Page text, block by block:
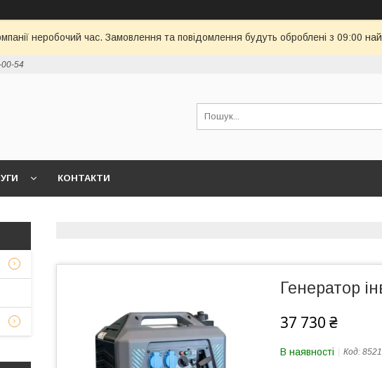
неробочий час. Замовлення та повідомлення будуть оброблені з 09:00
54
КОНТАКТИ
Генератор
37 730 ₴
В наявності Код: